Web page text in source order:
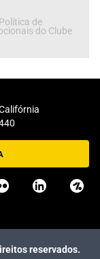
de
do Clube
reservados.